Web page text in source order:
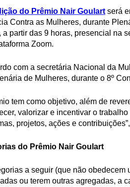
do Prêmio Nair Goulart será
Contra as Mulheres, durante
a partir das 9 horas, presencial na
Zoom.
com a secretária Nacional da
de Mulheres, durante o 8º
tem como objetivo, além de
valorizar e incentivar o
projetos, ações e
do Prêmio Nair Goulart
a seguir (que não
ou terem outras agregadas, a